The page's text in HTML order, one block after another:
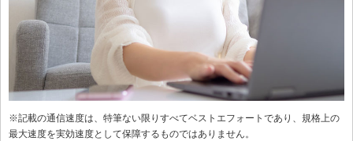
※記載の通信速度は、特筆ない限りすべてベストエフォートであり、規格上の
最大速度を実効速度として保障するものではありません。